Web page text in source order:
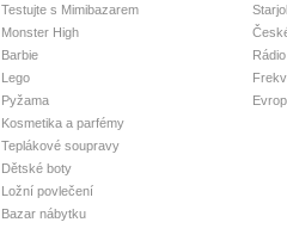
Testujte s Mimibazarem
Monster High
Barbie
Lego
Pyžama
Kosmetika a parfémy
Teplákové soupravy
Dětské boty
Ložní povlečení
Bazar nábytku